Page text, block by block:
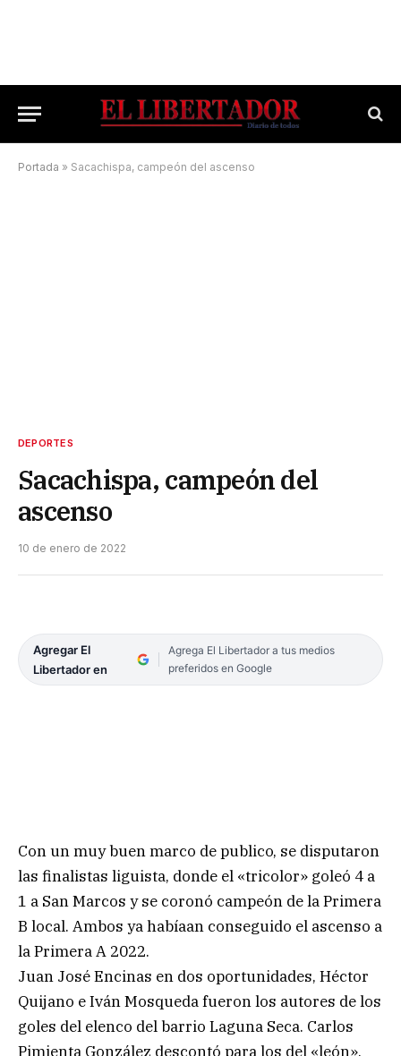
Portada » Sacachispa, campeón del ascenso
DEPORTES
Sacachispa, campeón del
ascenso
10 de enero de 2022
Agregar El
Libertador en
Agrega El Libertador a tus medios
preferidos en Google
Con un muy buen marco de publico, se disputaron
las finalistas liguista, donde el «tricolor» goleó 4 a
1 a San Marcos y se coronó campeón de la Primera
B local. Ambos ya habíaan conseguido el ascenso a
la Primera A 2022.
Juan José Encinas en dos oportunidades, Héctor
Quijano e Iván Mosqueda fueron los autores de los
goles del elenco del barrio Laguna Seca. Carlos
Pimienta González descontó para los del «león».